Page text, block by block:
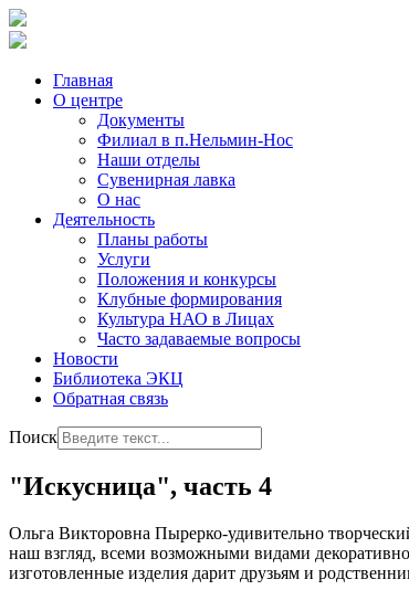
Главная
О центре
Документы
Филиал в п.Нельмин-Нос
Наши отделы
Сувенирная лавка
О нас
Деятельность
Планы работы
Услуги
Положения и конкурсы
Клубные формирования
Культура НАО в Лицах
Часто задаваемые вопросы
Новости
Библиотека ЭКЦ
Обратная связь
Поиск
"Искусница", часть 4
Ольга Викторовна Пырерко-удивительно
наш взгляд, всеми возможными видами
изготовленные изделия дарит друзьям и